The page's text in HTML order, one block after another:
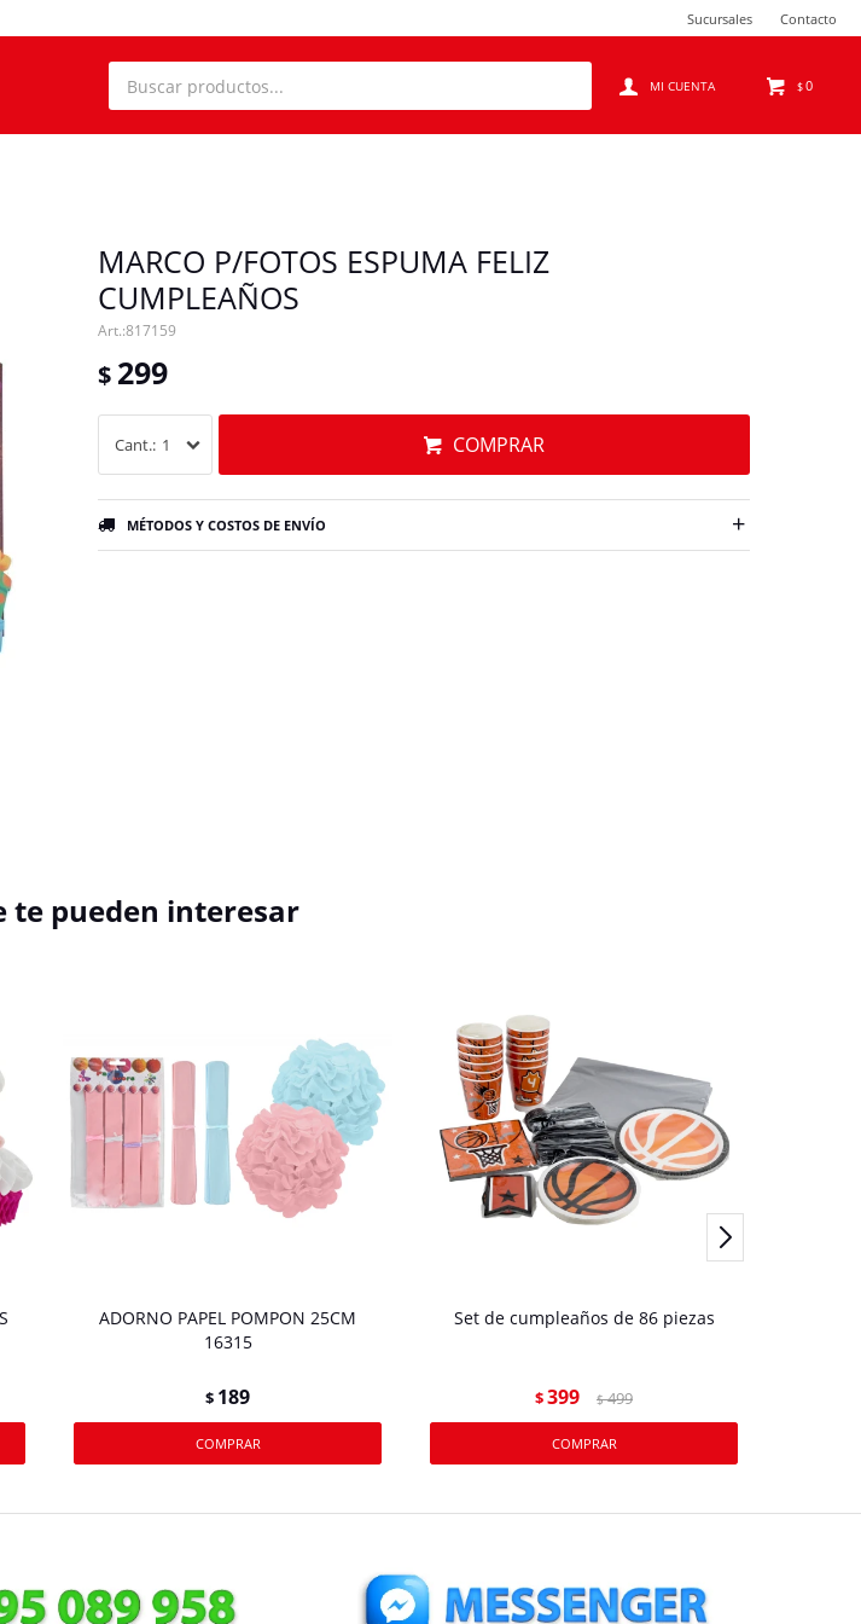
$0
Sucursales Contacto
MARCO P/FOTOS ESPUMA FELIZ
CUMPLEAÑOS
817159
$ 299
1 COMPRAR
MÉTODOS Y COSTOS DE ENVÍO
te pueden interesar
ADORNO PAPEL POMPON 25CM
16315
$ 189
Set de cumpleaños de 86 piezas
$399 $ 499